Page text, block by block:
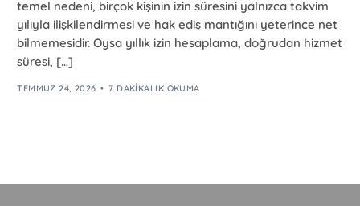
temel nedeni, birçok kişinin izin süresini yalnızca takvim
yılıyla ilişkilendirmesi ve hak ediş mantığını yeterince net
bilmemesidir. Oysa yıllık izin hesaplama, doğrudan hizmet
süresi, […]
TEMMUZ 24, 2026 7 DAKIKALIK OKUMA